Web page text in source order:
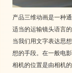
产品三维动画是一种
适当的运输镜头语言
当我们用文字表达思
想的手段。在一般电
相机的位置是由相机